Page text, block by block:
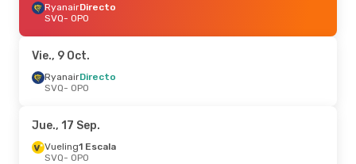
RyanairDirecto
SVQ- OPO
OPO- SVQ
Jue., 15 Oct.- Sáb., 17 Oct.
RyanairDirecto
OPO - SVQ
RyanairDirecto
SVQ- OPO
Vie., 9 Oct.
RyanairDirecto
SVQ- OPO
Jue., 17 Sep.
Vueling1 Escala
SVQ- OPO